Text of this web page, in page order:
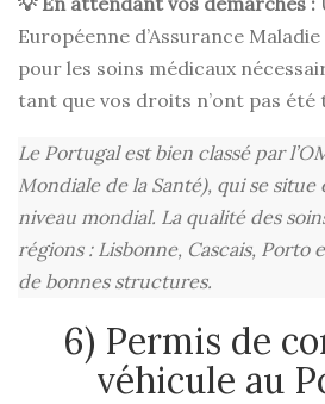
Européenne d’Assurance
pour les soins médicaux
tant que vos droits n’ont pas été
Le Portugal est bien classé par
Mondiale de la Santé), qui se situe
niveau mondial. La qualité des
régions : Lisbonne, Cascais, Porto
de bonnes structures.
6) Permis de
véhicule au